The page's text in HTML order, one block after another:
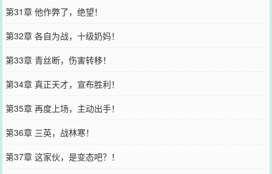
第31章 他作弊了，绝望！
第32章 各自为战，十级奶妈！
第33章 青丝断，伤害转移！
第34章 真正天才，宣布胜利！
第35章 再度上场，主动出手！
第36章 三英，战林寒！
第37章 这家伙，是变态吧？！